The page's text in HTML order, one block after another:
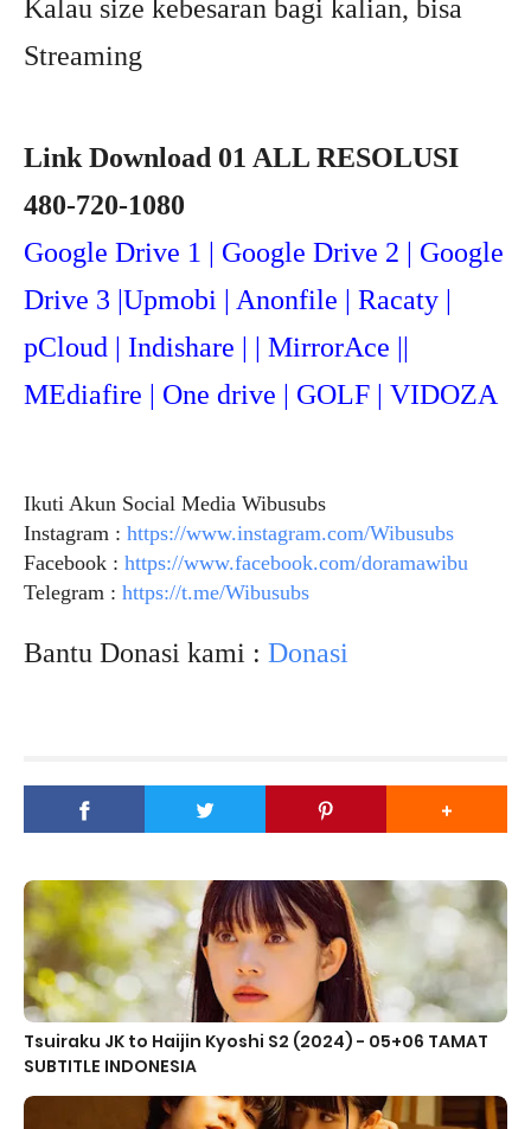
Kalau size kebesaran bagi kalian, bisa
Streaming
Link Download 01 ALL RESOLUSI
480-720-1080
Google Drive 1 | Google Drive 2 | Google
Drive 3 |Upmobi | Anonfile | Racaty |
pCloud | Indishare | | MirrorAce ||
MEdiafire | One drive | GOLF | VIDOZA
Ikuti Akun Social Media Wibusubs
Instagram : https://www.instagram.com/Wibusubs
Facebook : https://www.facebook.com/doramawibu
Telegram : https://t.me/Wibusubs
Bantu Donasi kami : Donasi
Tsuiraku JK to Haijin Kyoshi S2 (2024) - 05+06 TAMAT
SUBTITLE INDONESIA